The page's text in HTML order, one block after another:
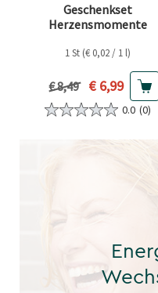
Geschenkset
Herzensmomente
1 St (€ 0,02 / 1 l)
Vorheriger Preis
€ 8,49 Aktueller
€ 6,99
0.0 (0)